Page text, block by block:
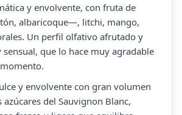
y envolvente, con fruta de
albaricoque—, litchi, mango,
Un perfil olfativo afrutado y
que lo hace muy agradable
y envolvente con gran volumen
del Sauvignon Blanc,